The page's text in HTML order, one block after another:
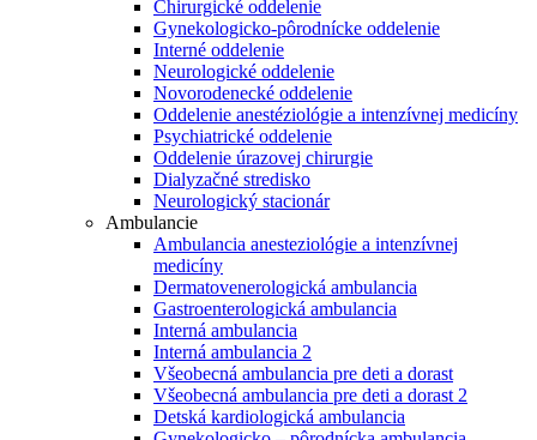
Chirurgické oddelenie
Gynekologicko-pôrodnícke oddelenie
Interné oddelenie
Neurologické oddelenie
Novorodenecké oddelenie
Oddelenie anestéziológie a intenzívnej medicíny
Psychiatrické oddelenie
Oddelenie úrazovej chirurgie
Dialyzačné stredisko
Neurologický stacionár
Ambulancie
Ambulancia anesteziológie a intenzívnej
medicíny
Dermatovenerologická ambulancia
Gastroenterologická ambulancia
Interná ambulancia
Interná ambulancia 2
Všeobecná ambulancia pre deti a dorast
Všeobecná ambulancia pre deti a dorast 2
Detská kardiologická ambulancia